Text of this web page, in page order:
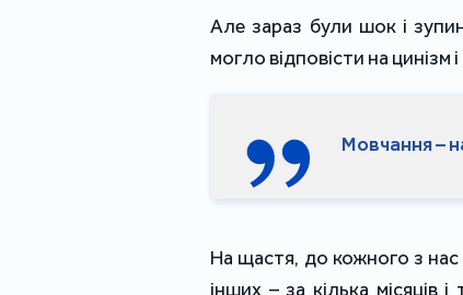
Але зараз були шок і
могло відповісти на цинізм
Мовчання –
На щастя, до кожного з нас
інших – за кілька